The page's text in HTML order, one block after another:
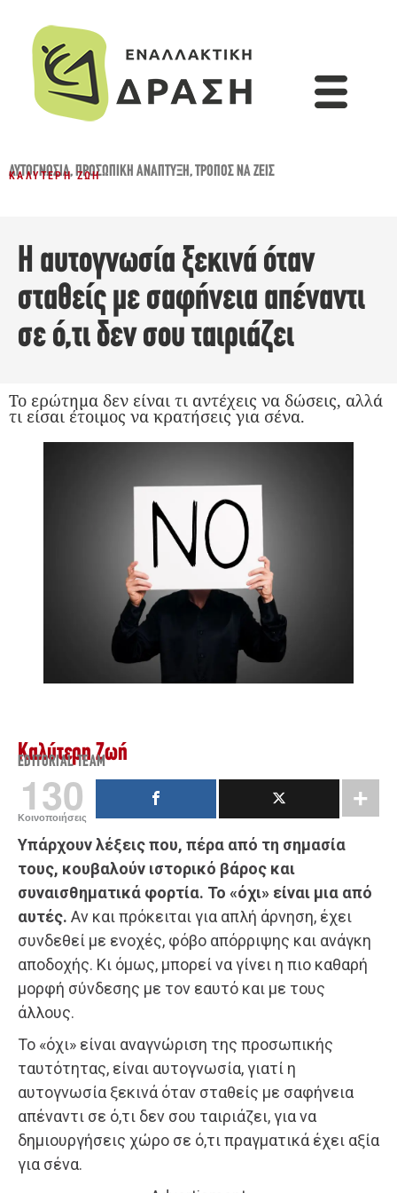
ΑΥΤΟΓΝΩΣΊΑ,ΠΡΟΣΩΠΙΚΉ ΑΝΆΠΤΥΞΗ,ΤΡΌΠΟΣ ΝΑ ΖΕΙΣ
ΚΑΛΎΤΕΡΗ ΖΩΉ
Η αυτογνωσία ξεκινά όταν
σταθείς με σαφήνεια απέναντι
σε ό,τι δεν σου ταιριάζει
Το ερώτημα δεν είναι τι αντέχεις να δώσεις, αλλά
τι είσαι έτοιμος να κρατήσεις για σένα.
Καλύτερη Ζωή
EDITORIAL TEAM
130
Κοινοποιήσεις
Υπάρχουν λέξεις που, πέρα από τη σημασία
τους, κουβαλούν ιστορικό βάρος και
συναισθηματικά φορτία. Το «όχι» είναι μια από
αυτές. Αν και πρόκειται για απλή άρνηση, έχει
συνδεθεί με ενοχές, φόβο απόρριψης και ανάγκη
αποδοχής. Κι όμως, μπορεί να γίνει η πιο καθαρή
μορφή σύνδεσης με τον εαυτό και με τους
άλλους.
Το «όχι» είναι αναγνώριση της προσωπικής
ταυτότητας, είναι αυτογνωσία, γιατί η
αυτογνωσία ξεκινά όταν σταθείς με σαφήνεια
απέναντι σε ό,τι δεν σου ταιριάζει, για να
δημιουργήσεις χώρο σε ό,τι πραγματικά έχει αξία
για σένα.